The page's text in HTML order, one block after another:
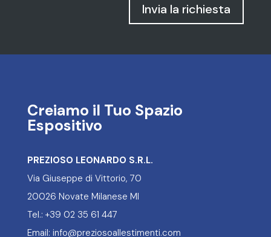
Invia la richiesta
Creiamo il Tuo Spazio
Espositivo
PREZIOSO LEONARDO S.R.L.
Via Giuseppe di Vittorio, 70
20026 Novate Milanese MI
Tel.: +39 02 35 61 447
Email: info@preziosoallestimenti.com